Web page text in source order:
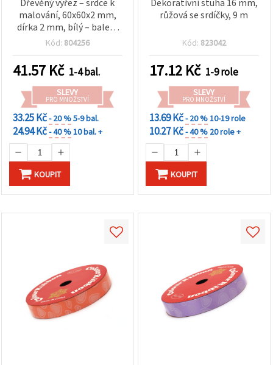
Dřevěný výřez – srdce k
malování, 60x60x2 mm,
dírka 2 mm, bílý – balení
10 ks
Kód: 804256
41.57 Kč 1-4 bal.
SLEVY
PRO MNOŽSTVÍ
33.25 Kč- 20 %5-9 bal.
24.94 Kč- 40 %10 bal. +
KOUPIT
Dekorativní stuha 16 mm,
růžová se srdíčky, 9 m
Kód: 823042
17.12 Kč 1-9 role
SLEVY
PRO MNOŽSTVÍ
13.69 Kč- 20 %10-19 role
10.27 Kč- 40 % 20 role +
KOUPIT